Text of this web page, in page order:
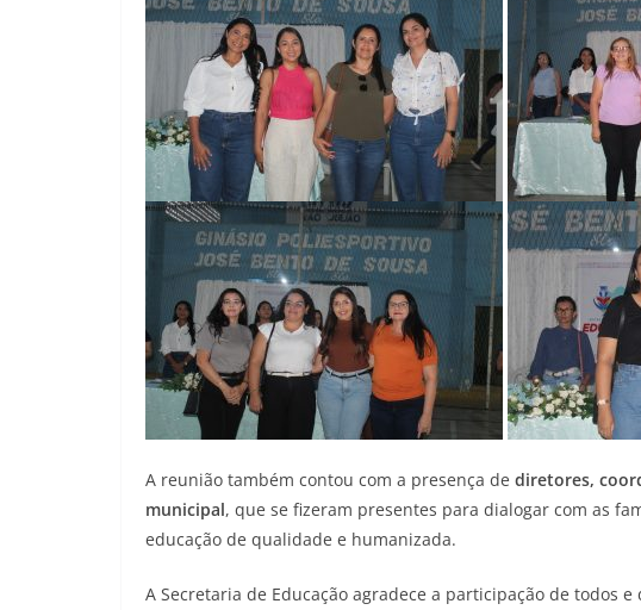
A reunião também contou com a presença de diretores,
municipal, que se fizeram presentes para dialogar com as
educação de qualidade e humanizada.
A Secretaria de Educação agradece a participação de todos e